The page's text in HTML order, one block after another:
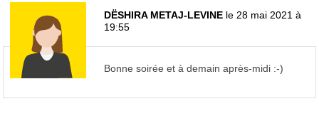
DËSHIRA METAJ-LEVINE le 28 mai 2021 à
19:55
Bonne soirée et à demain après-midi :-)